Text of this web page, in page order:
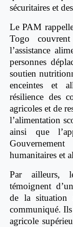
sécuritaires et
Le PAM
Togo
l’assistance
personnes
soutien
enceintes et
résilience des
agricoles et de
l’alimentation
ainsi que
humanitaires et
Par ailleurs,
témoignent
de la situation
communiqué.
agricole